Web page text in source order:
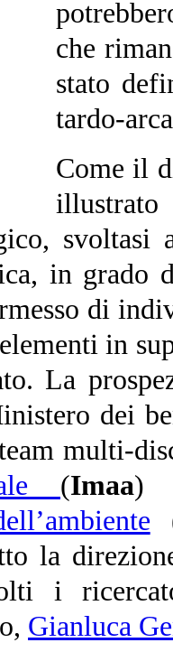
che
stato
tardo-
Come il
svoltasi
in grado
di
in
La
dei
multi-
(Imaa)
la
i
Gianluca